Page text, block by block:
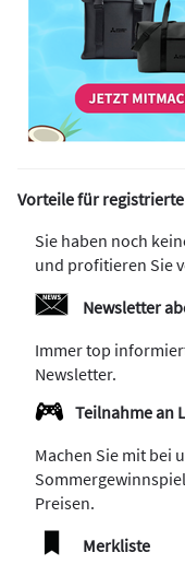
Vorteile für
Sie haben noch
und profitieren Sie
Newsletter
Immer top
Newsletter.
Teilnahme an
Machen Sie mit bei
Preisen.
Merkliste